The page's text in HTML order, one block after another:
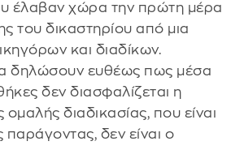
έλαβαν χώρα την πρώτη μέρα
του δικαστηρίου από μια
και διαδίκων.
δηλώσουν ευθέως πως μέσα
δεν διασφαλίζεται η
ομαλής διαδικασίας, που είναι
παράγοντας, δεν είναι ο